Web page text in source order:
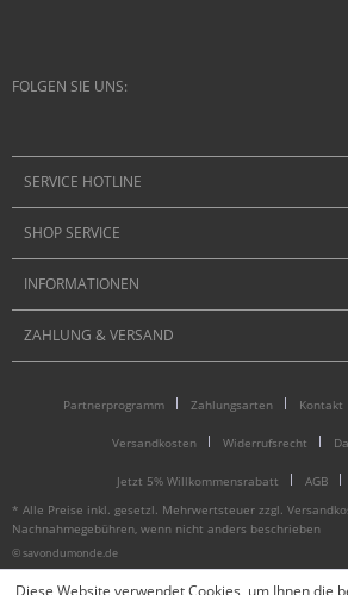
FOLGEN SIE UNS:
SERVICE HOTLINE
SHOP SERVICE
INFORMATIONEN
ZAHLUNG & VERSAND
Partnerprogramm Zahlungsarten Kontakt
Versandkosten Widerrufsrecht
Jetzt 5% Willkommensrabatt AGB
* Alle Preise inkl. gesetzl. Mehrwertsteuer zzgl.
Nachnahmegebühren, wenn nicht anders beschrieben
© savondumonde.de
Diese Website verwendet Cookies, um Ihnen die